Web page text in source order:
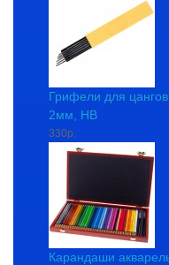
Грифели для
2мм, HB
330р.
Карандаши